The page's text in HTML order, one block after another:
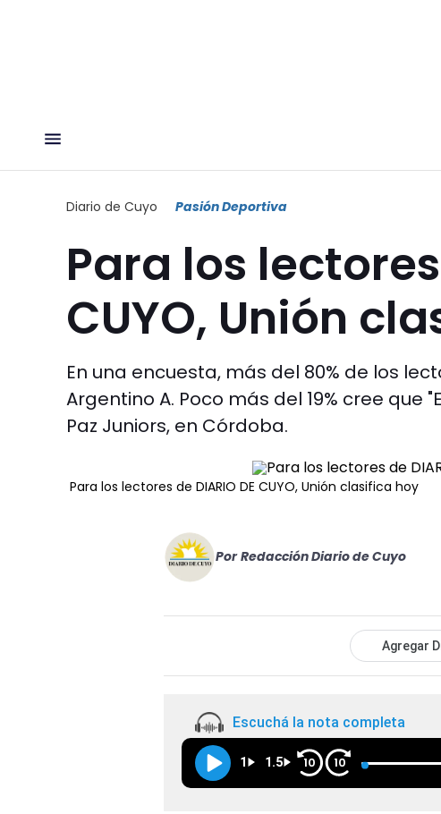
Diario de Cuyo Pasión Deportiva
Para los lectores
CUYO, Unión
En una encuesta, más del 80% de los
Argentino A. Poco más del 19% cree que
Paz Juniors, en Córdoba.
Para los lectores de DIARIO DE CUYO, Unión clasifica hoy
Por Redacción Diario de Cuyo
Agregar
Escuchá la nota completa
1 1.5 10 10